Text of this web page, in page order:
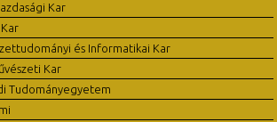
Kar
és Informatikai Kar
Kar
Tudományegyetem